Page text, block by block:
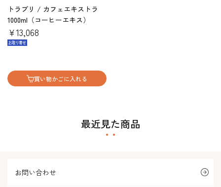
トラブリ / カフェエキストラ
1000ml（コーヒーエキス）
￥13,068
買い物かごに入れる
最近見た商品
お問い合わせ